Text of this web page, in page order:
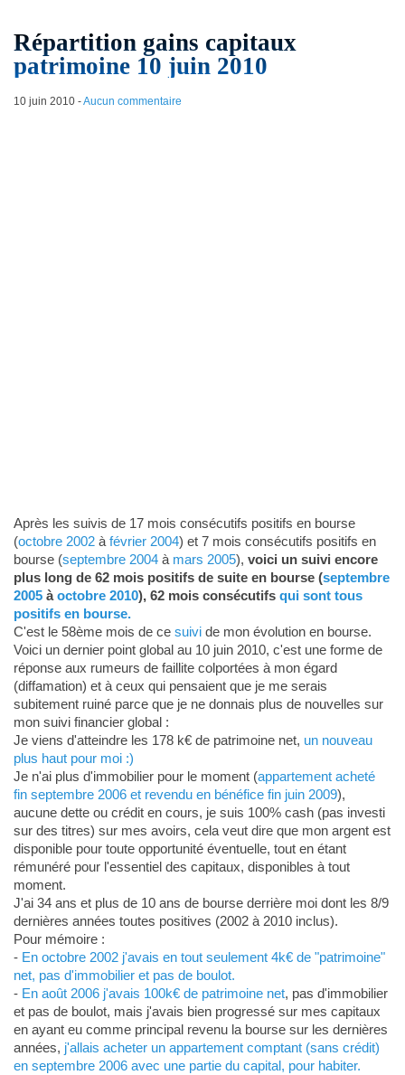
Répartition gains capitaux
patrimoine 10 juin 2010
10 juin 2010-Aucun commentaire
Après les suivis de 17 mois consécutifs positifs en bourse
(octobre 2002à février 2004) et 7 mois consécutifs positifs en
bourse (septembre 2004à mars 2005), voici un suivi encore
plus long de 62 mois positifs de suite en bourse (septembre
2005àoctobre 2010), 62 mois consécutifs qui sont tous
positifs en bourse.
C'est le 58ème mois de ce suivide mon évolution en bourse.
Voici un dernier point global au 10 juin 2010, c'est une forme de
réponse aux rumeurs de faillite colportées à mon égard
(diffamation) et à ceux qui pensaient que je me serais
subitement ruiné parce que je ne donnais plus de nouvelles sur
mon suivi financier global :
Je viens d'atteindre les 178 k€ de patrimoine net, un nouveau
plus haut pour moi :)
Je n'ai plus d'immobilier pour le moment (appartement acheté
fin septembre 2006 et revendu en bénéfice fin juin 2009),
aucune dette ou crédit en cours, je suis 100% cash (pas investi
sur des titres) sur mes avoirs, cela veut dire que mon argent est
disponible pour toute opportunité éventuelle, tout en étant
rémunéré pour l'essentiel des capitaux, disponibles à tout
moment.
J'ai 34 ans et plus de 10 ans de bourse derrière moi dont les 8/9
dernières années toutes positives (2002 à 2010 inclus).
Pour mémoire :
- En octobre 2002 j'avais en tout seulement 4k€ de "patrimoine"
net, pas d'immobilier et pas de boulot.
- En août 2006 j'avais 100k€ de patrimoine net, pas d'immobilier
et pas de boulot, mais j'avais bien progressé sur mes capitaux
en ayant eu comme principal revenu la bourse sur les dernières
années, j'allais acheter un appartement comptant (sans crédit)
en septembre 2006 avec une partie du capital, pour habiter.